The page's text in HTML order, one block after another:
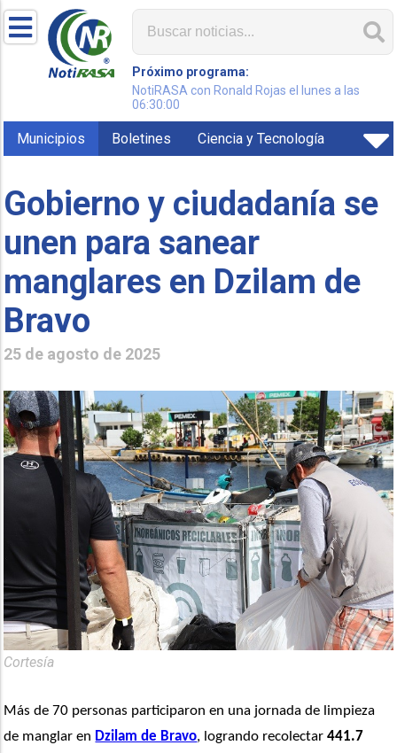
Próximo programa:
NotiRASA con Ronald Rojas el lunes a las
06:30:00
Municipios Boletines Ciencia y Tecnología
Gobierno y ciudadanía se
unen para sanear
manglares en Dzilam de
Bravo
25 de agosto de 2025
Cortesía
Más de 70 personas participaron en una jornada de limpieza
de manglar en Dzilam de Bravo, logrando recolectar 441.7